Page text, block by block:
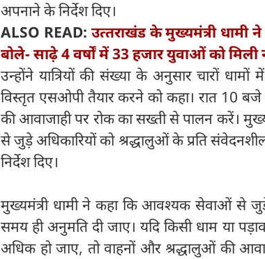
अपनाने के निर्देश दिए।
ALSO READ: उत्‍तराखंड के मुख्यमंत्री धामी
बोले- साढ़े 4 वर्षों में 33 हजार युवाओं को मिली
उन्होंने यात्रियों की संख्या के अनुसार चारों
विस्तृत एसओपी तैयार करने को कहा। रात 10 बजे
की आवाजाही पर रोक का सख्ती से पालन करें।
से जुड़े अधिकारियों को श्रद्धालुओं के प्रति
निर्देश दिए।
मुख्यमंत्री धामी ने कहा कि आवश्यक सेवाओं से
समय ही अनुमति दी जाए। यदि किसी धाम या पड़ाव
अधिक हो जाए, तो वाहनों और श्रद्धालुओं की